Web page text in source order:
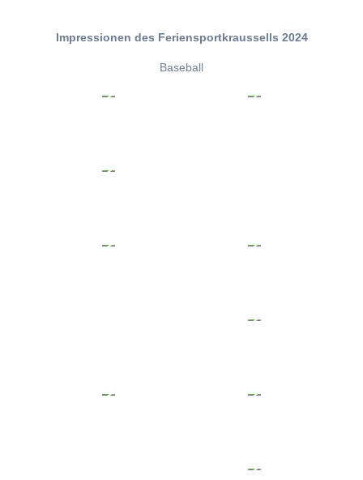
Impressionen des Feriensportkraussells 2024
Baseball